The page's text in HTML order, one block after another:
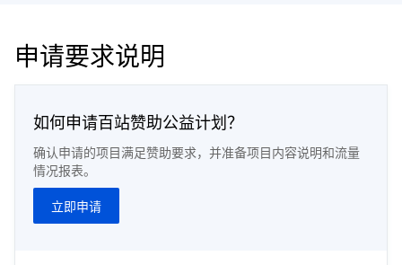
申请要求说明
如何申请百站赞助公益计划？
确认申请的项目满足赞助要求，并准备项目内容说明和流量
情况报表。
立即申请